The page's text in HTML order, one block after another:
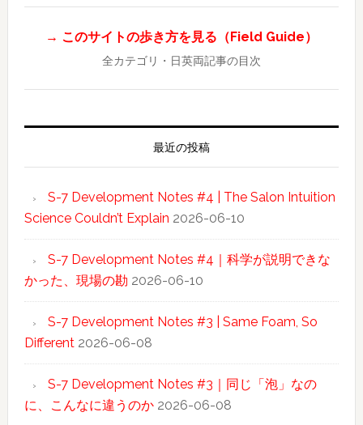
→ このサイトの歩き方を見る（Field Guide）
全カテゴリ・日英両記事の目次
最近の投稿
S-7 Development Notes #4 | The Salon Intuition
Science Couldn’t Explain 2026-06-10
S-7 Development Notes #4｜科学が説明できな
かった、現場の勘 2026-06-10
S-7 Development Notes #3 | Same Foam, So
Different 2026-06-08
S-7 Development Notes #3｜同じ「泡」なの
に、こんなに違うのか 2026-06-08